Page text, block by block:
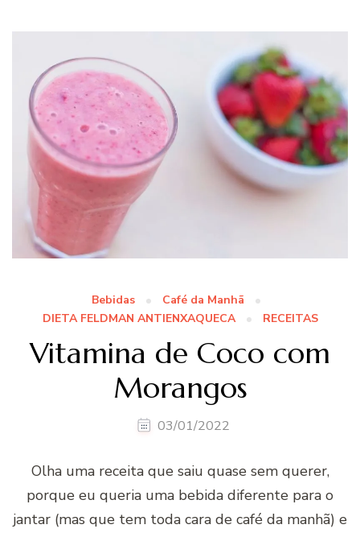
Bebidas
Café da Manhã
DIETA FELDMAN ANTIENXAQUECA
RECEITAS
Vitamina de Coco com
Morangos
03/01/2022
Olha uma receita que saiu quase sem querer,
porque eu queria uma bebida diferente para o
jantar (mas que tem toda cara de café da manhã) e